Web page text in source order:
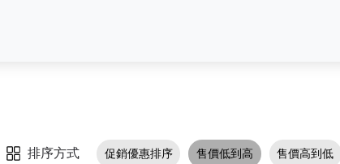
排序方式 促銷優惠排序 售價低到高 售價高到低